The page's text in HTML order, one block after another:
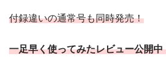
付録違いの通常号も同時発売！
一足早く使ってみたレビュー公開中